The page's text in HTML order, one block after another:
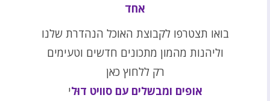
אחד
בואו תצטרפו לקבוצת האוכל הנהדרת שלנו
וליהנות מהמון מתכונים חדשים וטעימים
רק ללחוץ כאן
אופים ומבשלים עם סוויט דוּלי